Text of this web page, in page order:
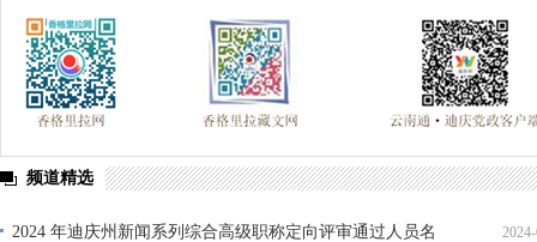
频道精选
2024 年迪庆州新闻系列综合高级职称定向评审通过人员名